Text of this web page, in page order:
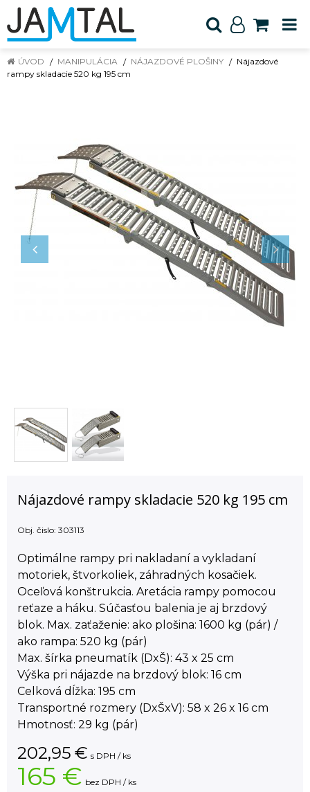
ÚVOD MANIPULÁCIA NÁJAZDOVÉ PLOŠINY
Nájazdové
rampy skladacie 520 kg 195 cm
Nájazdové rampy skladacie 520 kg 195 cm
Obj. čislo: 303113
Optimálne rampy pri nakladaní a vykladaní
motoriek, štvorkoliek, záhradných kosačiek.
Oceľová konštrukcia. Aretácia rampy pomocou
reťaze a háku. Súčasťou balenia je aj brzdový
blok. Max. zaťaženie: ako plošina: 1600 kg (pár) /
ako rampa: 520 kg (pár)
Max. šírka pneumatík (DxŠ): 43 x 25 cm
Výška pri nájazde na brzdový blok: 16 cm
Celková dĺžka: 195 cm
Transportné rozmery (DxŠxV): 58 x 26 x 16 cm
Hmotnosť: 29 kg (pár)
202,95 € s DPH / ks
165 € bez DPH / ks